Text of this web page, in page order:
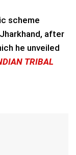
scheme
after
he unveiled
TRIBAL